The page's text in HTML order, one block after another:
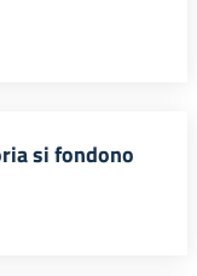
si fondono